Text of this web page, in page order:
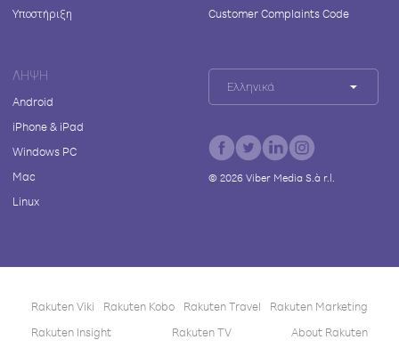
Υποστήριξη
Customer Complaints Code
ΛΉΨΗ
Android
iPhone & iPad
Windows PC
Mac
Linux
Ελληνικά
© 2026Viber Media S.à r.l.
Rakuten Viki Rakuten Kobo Rakuten Travel
Rakuten Marketing
Rakuten Insight
Rakuten TV About Rakuten